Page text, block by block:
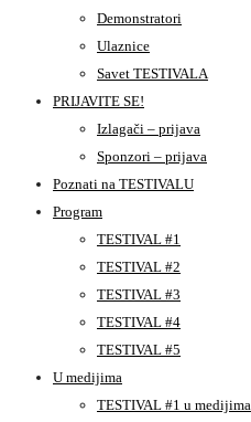
Demonstratori
Ulaznice
Savet TESTIVALA
PRIJAVITE SE!
Izlagači – prijava
Sponzori – prijava
Poznati na TESTIVALU
Program
TESTIVAL #1
TESTIVAL #2
TESTIVAL #3
TESTIVAL #4
TESTIVAL #5
U medijima
TESTIVAL #1 u medijima